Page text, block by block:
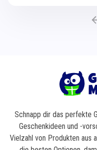
Schnapp dir das perfekte
Geschenkideen und -
Vielzahl von Produkten aus